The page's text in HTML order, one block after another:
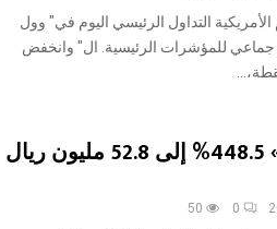
التداول الرئيسي اليوم في" وول
للمؤشرات الرئيسية. ال" وانخفض
تفاقم خسائر «تهامة» 448.5% إلى 52.8 مليون ريال
0
50